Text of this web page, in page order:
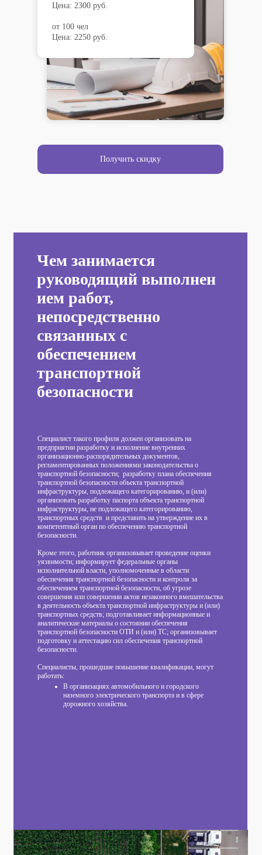
Цена: 2300 руб.
от 100 чел
Цена: 2250 руб.
Получить скидку
Чем занимается
руководящий выполнен
ием работ,
непосредственно
связанных с
обеспечением
транспортной
безопасности
Специалист такого профиля должен организовать на
предприятии разработку и исполнение внутренних
организационно-распорядительных документов,
регламентированных положениями законодательства о
транспортной безопасности; разработку плана обеспечения
транспортной безопасности объекта транспортной
инфраструктуры, подлежащего категорированию, и (или)
организовать разработку паспорта объекта транспортной
инфраструктуры, не подлежащего категорированию,
транспортных средств и представить на утверждение их в
компетентный орган по обеспечению транспортной
безопасности.
Кроме этого, работник организовывает проведение оценки
уязвимости; информирует федеральные органы
исполнительной власти, уполномоченные в области
обеспечения транспортной безопасности и контроля за
обеспечением транспортной безопасности, об угрозе
совершения или совершении актов незаконного вмешательства
в деятельность объекта транспортной инфраструктуры и (или)
транспортных средств; подготавливает информационные и
аналитические материалы о состоянии обеспечения
транспортной безопасности ОТИ и (или) ТС; организовывает
подготовку и аттестацию сил обеспечения транспортной
безопасности.
Специалисты, прошедшие повышение квалификации, могут
работать:
В организациях автомобильного и городского
наземного электрического транспорта и в сфере
дорожного хозяйства.